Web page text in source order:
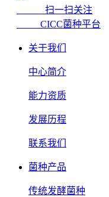
扫一扫关注
CICC菌种平台
关于我们
中心简介
能力资质
发展历程
联系我们
菌种产品
传统发酵菌种